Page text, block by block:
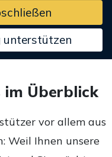
unterstützen
im Überblick
vor allem aus
Weil Ihnen unsere